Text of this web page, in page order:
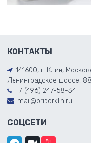
КОНТАКТЫ
141600, г. Клин,
Ленинградское шоссе,
+7 (496) 247-58-34
mail@priborklin.ru
СОЦСЕТИ